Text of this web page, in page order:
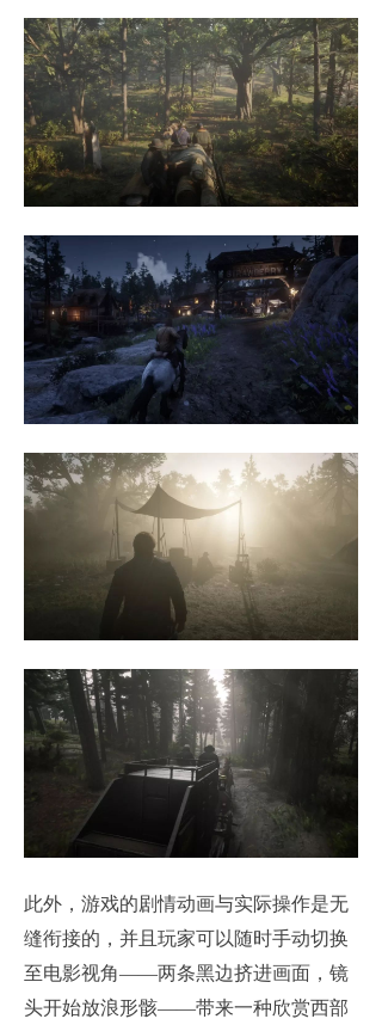
此外，游戏的剧情动画与实际操作是无
缝衔接的，并且玩家可以随时手动切换
至电影视角——两条黑边挤进画面，镜
头开始放浪形骸——带来一种欣赏西部